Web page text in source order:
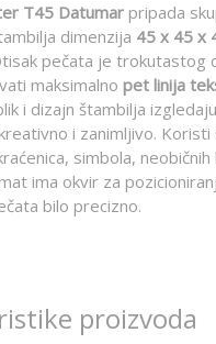
T45 Datumar pripada
dimenzija 45 x 45 x
pečata je trokutastog
maksimalno pet linija
i dizajn štambilja izgledaju
i zanimljivo. Koristi
simbola,
ima okvir za
bilo precizno.
proizvoda